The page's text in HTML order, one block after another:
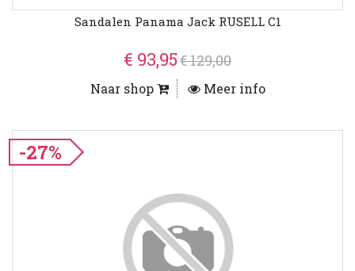
Sandalen Panama Jack RUSELL C1
€ 93,95€ 129,00
Naar shop Meer info
-27%